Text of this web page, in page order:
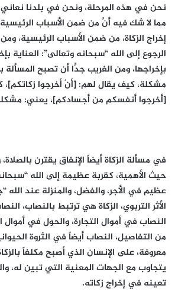
نحن في هذه المرحلة، ونحن في بلدنا
مما لا شك فيه أنَّ من ضمن الأسباب
إخراج الزكاة، من ضمن الأسباب الرئيسية،
الرجوع إلى الله “سبحانه وتعالى”: العناية
بإخراجها، ومن الغريب جدًّا أن تصبح
مشكلة، كيف يقال لهم: [أَنْ أخرجوا زكاتكم]،
[أخرجوا أنفسكم من أجسادكم]، يعني:
في مسألة الزكاة أيضاً الإنفاق يقترن
حيث الأهمية، كقربة عظيمة إلى الله
عظيم في الأجر، والفضل، والمنزلة عند الله
الأثر التربوي، الزكاة هي ترتبط بالنصاب،
النصاب في أموال التجارة، والحول في أموال
من التفاصيل، النصاب أيضاً في الثروة
معروفة، على الإنسان الذي أصبح مكلفاً
يتجاوب مع الجهات المعنية التي تبين له،
تعينه في إخراج زكاته.